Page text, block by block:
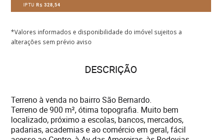
IPTUR$ 328,54
*Valores informados e disponibilidade do imóvel sujeitos a
alterações sem prévio aviso
DESCRIÇÃO
Terreno à venda no bairro São Bernardo.
Terreno de 900 m², ótima topografia. Muito bem
localizado, próximo a escolas, bancos, mercados,
padarias, academias e ao comércio em geral, fácil